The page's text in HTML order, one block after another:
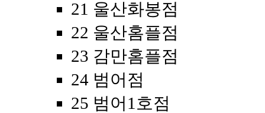
21 울산화봉점
22 울산홈플점
23 감만홈플점
24 범어점
25 범어1호점